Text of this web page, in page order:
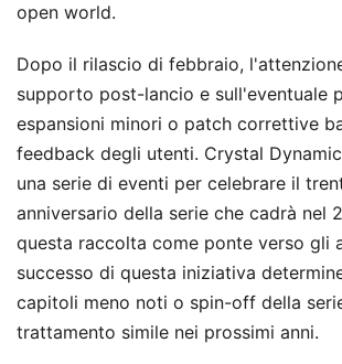
open world.
Dopo il rilascio di febbraio,
supporto post-lancio e sull'eventuale
espansioni minori o patch correttive
feedback degli utenti. Crystal
una serie di eventi per celebrare il
anniversario della serie che cadrà nel
questa raccolta come ponte verso gli
successo di questa iniziativa
capitoli meno noti o spin-off della
trattamento simile nei prossimi anni.